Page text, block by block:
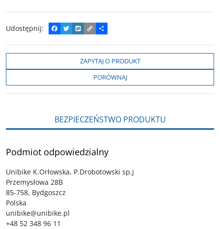
Udostępnij:
F
a
c
e
o
k
T
w
i
t
e
W
y
k
o
p
C
o
p
y
L
i
n
k
P
o
d
z
i
e
l
s
i
ZAPYTAJ O PRODUKT
PORÓWNAJ
BEZPIECZEŃSTWO PRODUKTU
Podmiot odpowiedzialny
Unibike K.Orłowska, P.Drobotowski sp.j
Przemysłowa 28B
85-758, Bydgoszcz
Polska
unibike@unibike.pl
+48 52 348 96 11